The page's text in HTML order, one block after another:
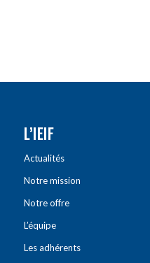
L’IEIF
Actualités
Notre mission
Notre offre
L’équipe
Les adhérents